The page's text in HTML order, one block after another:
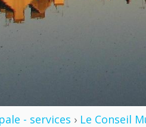
- services › Le Conseil